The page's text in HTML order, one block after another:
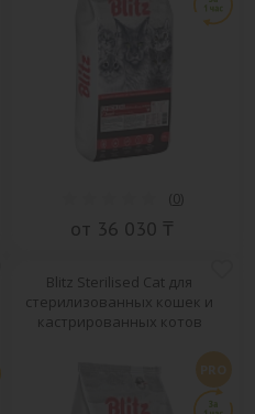
(0)
от 36 030 ₸
Blitz Sterilised Cat для
стерилизованных кошек и
кастрированных котов